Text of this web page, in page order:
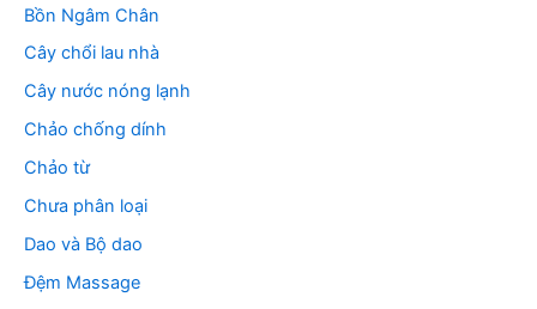
Bồn Ngâm Chân
Cây chổi lau nhà
Cây nước nóng lạnh
Chảo chống dính
Chảo từ
Chưa phân loại
Dao và Bộ dao
Đệm Massage